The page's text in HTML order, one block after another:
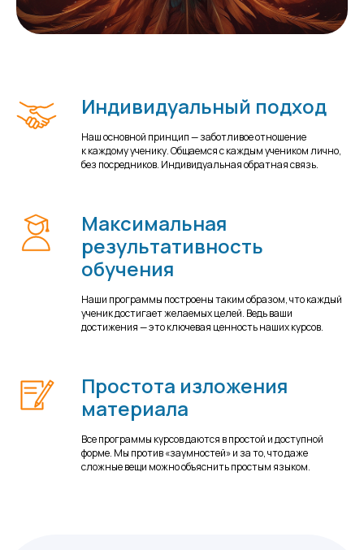
Индивидуальный подход
Наш основной принцип — заботливое отношение
к каждому ученику. Общаемся с каждым учеником лично,
без посредников. Индивидуальная обратная связь.
Максимальная
результативность
обучения
Наши программы построены таким образом, что каждый
ученик достигает желаемых целей. Ведь ваши
достижения — это ключевая ценность наших курсов.
Простота изложения
материала
Все программы курсов даются в простой и доступной
форме. Мы против «заумностей» и за то, что даже
сложные вещи можно объяснить простым языком.